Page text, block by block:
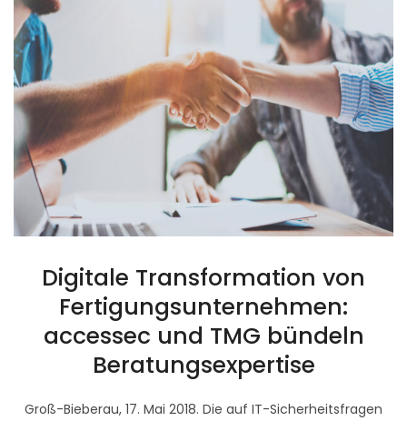
Digitale Transformation von
Fertigungsunternehmen:
accessec und TMG bündeln
Beratungsexpertise
Groß-Bieberau, 17. Mai 2018. Die auf IT-Sicherheitsfragen